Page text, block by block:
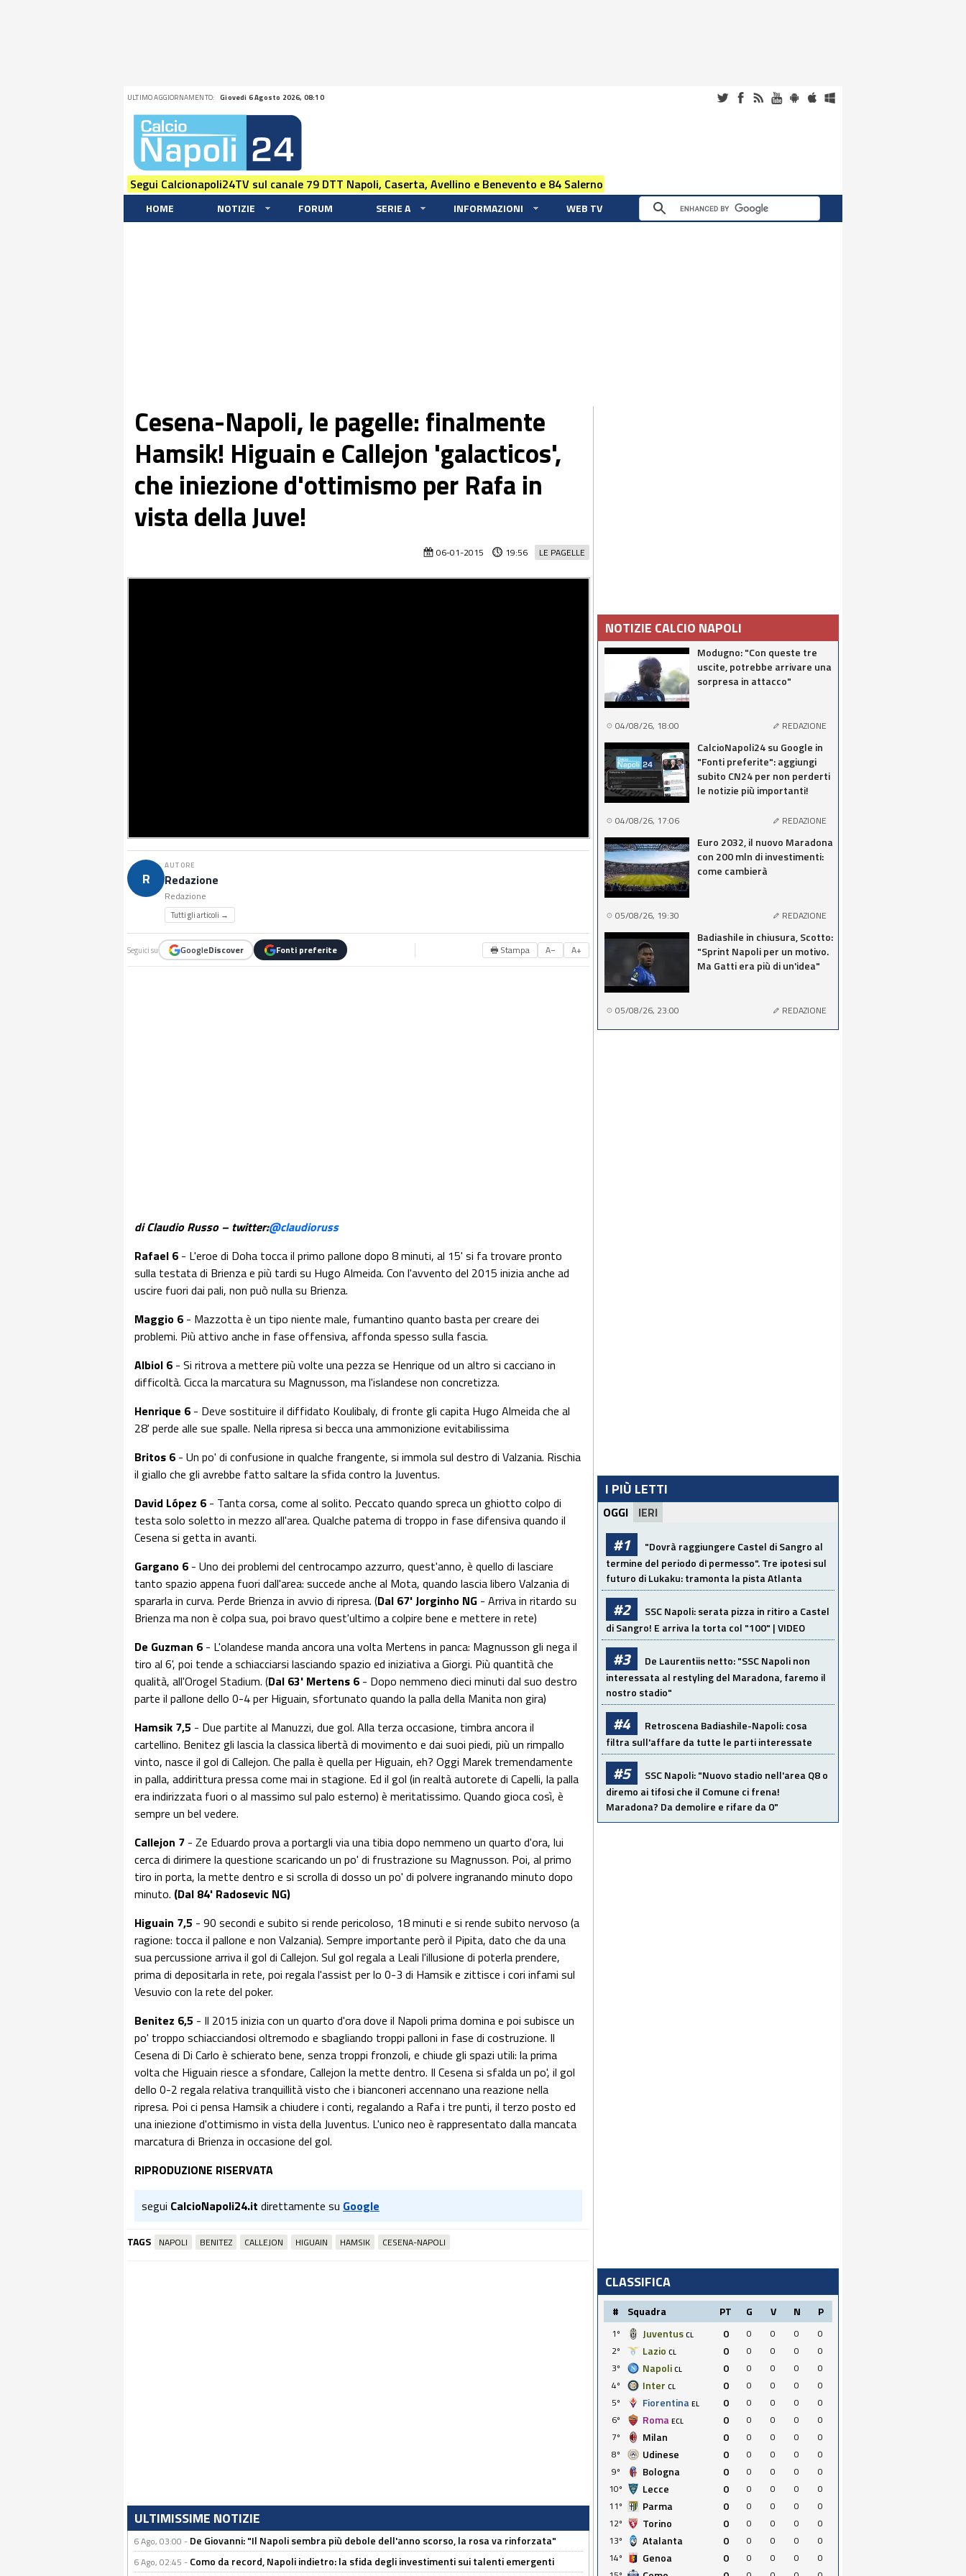
ULTIMO AGGIORNAMENTO: Giovedi 6 Agosto 2026, 08:10
Segui Calcionapoli24TV sul canale 79 DTT Napoli, Caserta, Avellino e Benevento e 84 Salerno
HOME NOTIZIE FORUM SERIE A INFORMAZIONI WEB TV
Cesena-Napoli, le pagelle: finalmente
Hamsik! Higuain e Callejon 'galacticos',
che iniezione d'ottimismo per Rafa in
vista della Juve!
LE PAGELLE
06-01-2015 19:56
R
AUTORE
Redazione
Redazione
Tutti gli articoli →
Seguici su GoogleDiscover Fonti preferite 🖶 Stampa A− A+
di Claudio Russo – twitter:@claudioruss
Rafael 6 - L'eroe di Doha tocca il primo pallone dopo 8 minuti, al 15' si fa trovare pronto
sulla testata di Brienza e più tardi su Hugo Almeida. Con l'avvento del 2015 inizia anche ad
uscire fuori dai pali, non può nulla su Brienza.
Maggio 6 - Mazzotta è un tipo niente male, fumantino quanto basta per creare dei
problemi. Più attivo anche in fase offensiva, affonda spesso sulla fascia.
Albiol 6 - Si ritrova a mettere più volte una pezza se Henrique od un altro si cacciano in
difficoltà. Cicca la marcatura su Magnusson, ma l'islandese non concretizza.
Henrique 6 - Deve sostituire il diffidato Koulibaly, di fronte gli capita Hugo Almeida che al
28' perde alle sue spalle. Nella ripresa si becca una ammonizione evitabilissima
Britos 6 - Un po' di confusione in qualche frangente, si immola sul destro di Valzania. Rischia
il giallo che gli avrebbe fatto saltare la sfida contro la Juventus.
David López 6 - Tanta corsa, come al solito. Peccato quando spreca un ghiotto colpo di
testa solo soletto in mezzo all'area. Qualche patema di troppo in fase difensiva quando il
Cesena si getta in avanti.
Gargano 6 - Uno dei problemi del centrocampo azzurro, quest'anno, è quello di lasciare
tanto spazio appena fuori dall'area: succede anche al Mota, quando lascia libero Valzania di
spararla in curva. Perde Brienza in avvio di ripresa. (Dal 67' Jorginho NG - Arriva in ritardo su
Brienza ma non è colpa sua, poi bravo quest'ultimo a colpire bene e mettere in rete)
De Guzman 6 - L'olandese manda ancora una volta Mertens in panca: Magnusson gli nega il
tiro al 6', poi tende a schiacciarsi lasciando spazio ed iniziativa a Giorgi. Più quantità che
qualità, all'Orogel Stadium. (Dal 63' Mertens 6 - Dopo nemmeno dieci minuti dal suo destro
parte il pallone dello 0-4 per Higuain, sfortunato quando la palla della Manita non gira)
Hamsik 7,5 - Due partite al Manuzzi, due gol. Alla terza occasione, timbra ancora il
cartellino. Benitez gli lascia la classica libertà di movimento e dai suoi piedi, più un rimpallo
vinto, nasce il gol di Callejon. Che palla è quella per Higuain, eh? Oggi Marek tremendamente
in palla, addirittura pressa come mai in stagione. Ed il gol (in realtà autorete di Capelli, la palla
era indirizzata fuori o al massimo sul palo esterno) è meritatissimo. Quando gioca così, è
sempre un bel vedere.
Callejon 7 - Ze Eduardo prova a portargli via una tibia dopo nemmeno un quarto d'ora, lui
cerca di dirimere la questione scaricando un po' di frustrazione su Magnusson. Poi, al primo
tiro in porta, la mette dentro e si scrolla di dosso un po' di polvere ingranando minuto dopo
minuto. (Dal 84' Radosevic NG)
Higuain 7,5 - 90 secondi e subito si rende pericoloso, 18 minuti e si rende subito nervoso (a
ragione: tocca il pallone e non Valzania). Sempre importante però il Pipita, dato che da una
sua percussione arriva il gol di Callejon. Sul gol regala a Leali l'illusione di poterla prendere,
prima di depositarla in rete, poi regala l'assist per lo 0-3 di Hamsik e zittisce i cori infami sul
Vesuvio con la rete del poker.
Benitez 6,5 - Il 2015 inizia con un quarto d'ora dove il Napoli prima domina e poi subisce un
po' troppo schiacciandosi oltremodo e sbagliando troppi palloni in fase di costruzione. Il
Cesena di Di Carlo è schierato bene, senza troppi fronzoli, e chiude gli spazi utili: la prima
volta che Higuain riesce a sfondare, Callejon la mette dentro. Il Cesena si sfalda un po', il gol
dello 0-2 regala relativa tranquillità visto che i bianconeri accennano una reazione nella
ripresa. Poi ci pensa Hamsik a chiudere i conti, regalando a Rafa i tre punti, il terzo posto ed
una iniezione d'ottimismo in vista della Juventus. L'unico neo è rappresentato dalla mancata
marcatura di Brienza in occasione del gol.
RIPRODUZIONE RISERVATA
segui CalcioNapoli24.it direttamente su Google
TAGS NAPOLI BENITEZ CALLEJON HIGUAIN HAMSIK CESENA-NAPOLI
ULTIMISSIME NOTIZIE
6 Ago, 03:00 - De Giovanni: "Il Napoli sembra più debole dell'anno scorso, la rosa va rinforzata"
6 Ago, 02:45 - Como da record, Napoli indietro: la sfida degli investimenti sui talenti emergenti
NOTIZIE CALCIO NAPOLI
Modugno: "Con queste tre
uscite, potrebbe arrivare una
sorpresa in attacco"
04/08/26, 18:00 REDAZIONE
CalcioNapoli24 su Google in
"Fonti preferite": aggiungi
subito CN24 per non perderti
le notizie più importanti!
04/08/26, 17:06 REDAZIONE
Euro 2032, il nuovo Maradona
con 200 mln di investimenti:
come cambierà
05/08/26, 19:30 REDAZIONE
Badiashile in chiusura, Scotto:
"Sprint Napoli per un motivo.
Ma Gatti era più di un'idea"
05/08/26, 23:00 REDAZIONE
I PIÙ LETTI
OGGI IERI
#1
"Dovrà raggiungere Castel di Sangro al
termine del periodo di permesso". Tre ipotesi sul
futuro di Lukaku: tramonta la pista Atlanta
#2
SSC Napoli: serata pizza in ritiro a Castel
di Sangro! E arriva la torta col "100" | VIDEO
#3
De Laurentiis netto: "SSC Napoli non
interessata al restyling del Maradona, faremo il
nostro stadio"
#4
Retroscena Badiashile-Napoli: cosa
filtra sull'affare da tutte le parti interessate
#5
SSC Napoli: "Nuovo stadio nell'area Q8 o
diremo ai tifosi che il Comune ci frena!
Maradona? Da demolire e rifare da 0"
CLASSIFICA
# Squadra PT G V N P
1º Juventus CL 0 0 0 0
0
2º
Lazio CL 0 0 0 0
0
3º
Napoli CL 0 0 0 0
0
4º
Inter CL 0 0 0 0
0
5º
Fiorentina EL 0 0 0 0
0
6º
Roma ECL 0 0 0 0
0
7º
Milan 0 0 0 0
0
8º
Udinese 0 0 0 0
0
9º
Bologna 0 0 0 0
0
10º
Lecce 0 0 0 0
0
11º
Parma 0 0 0 0
0
12º
Torino 0 0 0 0
0
13º
Atalanta 0 0 0 0
0
14º
Genoa 0 0 0 0
0